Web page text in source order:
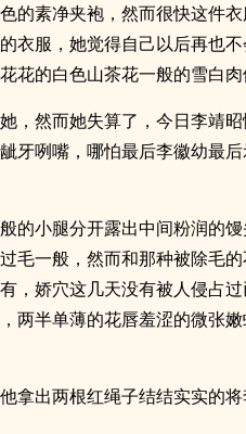
的素净夹袍，然而很快这件
衣服，她觉得自己以后再也
花的白色山茶花一般的雪白肉
，然而她失算了，今日李靖
牙咧嘴，哪怕最后李徽幼最
的小腿分开露出中间粉润的
毛一般，然而和那种被除毛
，娇穴这几天没有被人侵占
两半单薄的花唇羞涩的微张
拿出两根红绳子结结实实的